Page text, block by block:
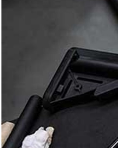
Karabinek PCC Son of Gun SOG-Xs 7,5"
9x19 mm - czarny
4 399,00 zł